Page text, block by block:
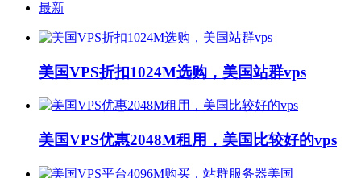
最新
美国VPS折扣1024M选购，美国站群vps
美国VPS优惠2048M租用，美国比较好的vps